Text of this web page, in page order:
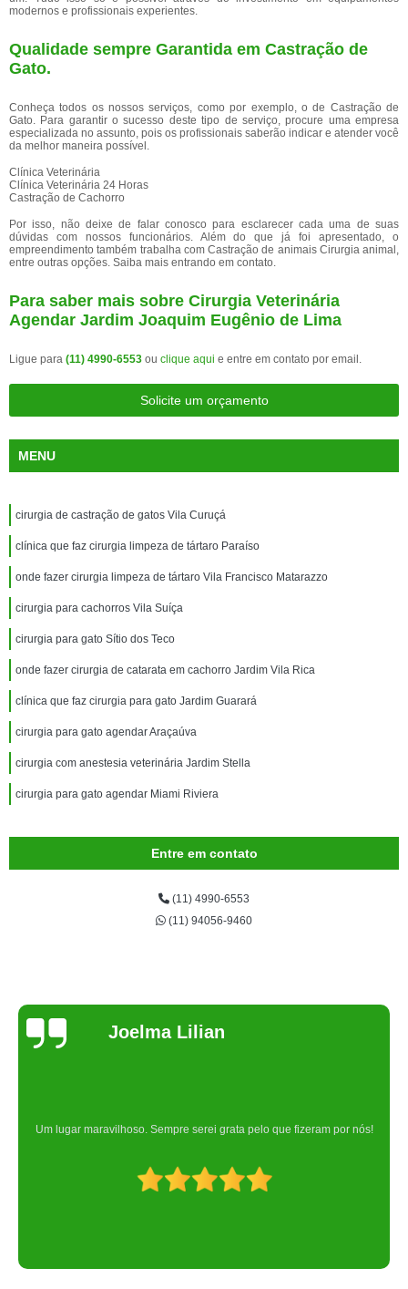
modernos e profissionais experientes.
Qualidade sempre Garantida em Castração de
Gato.
Conheça todos os nossos serviços, como por exemplo, o de Castração de
Gato. Para garantir o sucesso deste tipo de serviço, procure uma empresa
especializada no assunto, pois os profissionais saberão indicar e atender você
da melhor maneira possível.
Clínica Veterinária
Clínica Veterinária 24 Horas
Castração de Cachorro
Por isso, não deixe de falar conosco para esclarecer cada uma de suas
dúvidas com nossos funcionários. Além do que já foi apresentado, o
empreendimento também trabalha com Castração de animais Cirurgia animal,
entre outras opções. Saiba mais entrando em contato.
Para saber mais sobre Cirurgia Veterinária
Agendar Jardim Joaquim Eugênio de Lima
Ligue para (11) 4990-6553 ou clique aqui e entre em contato por email.
Solicite um orçamento
MENU
cirurgia de castração de gatos Vila Curuçá
clínica que faz cirurgia limpeza de tártaro Paraíso
onde fazer cirurgia limpeza de tártaro Vila Francisco Matarazzo
cirurgia para cachorros Vila Suíça
cirurgia para gato Sítio dos Teco
onde fazer cirurgia de catarata em cachorro Jardim Vila Rica
clínica que faz cirurgia para gato Jardim Guarará
cirurgia para gato agendar Araçaúva
cirurgia com anestesia veterinária Jardim Stella
cirurgia para gato agendar Miami Riviera
Entre em contato
(11) 4990-6553
(11) 94056-9460
Joelma Lilian
Um lugar maravilhoso. Sempre serei grata pelo que fizeram por nós!